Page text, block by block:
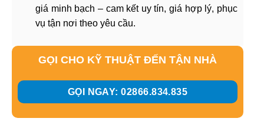
giá minh bạch – cam kết uy tín, giá hợp lý, phục
vụ tận nơi theo yêu cầu.
GỌI CHO KỸ THUẬT ĐẾN TẬN NHÀ
GỌI NGAY: 02866.834.835